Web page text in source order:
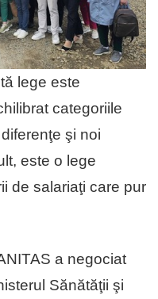
lege este
categoriile
şi noi
este o lege
de salariaţi care pur
a negociat
Sănătăţii şi